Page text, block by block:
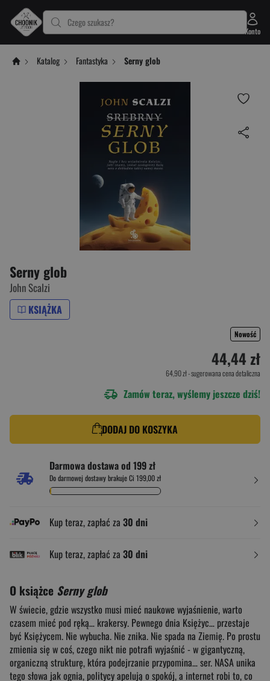
Czego szukasz?
Konto
Katalog Fantastyka Serny glob
Serny glob
John Scalzi
KSIĄŻKA
Nowość
44,44 zł
64,90 zł- sugerowana cena detaliczna
Zamów teraz, wyślemy jeszcze dziś!
DODAJ DO KOSZYKA
Darmowa dostawa od 199 zł
Do darmowej dostawy brakuje Ci 199,00 zł
Kup teraz, zapłać za 30 dni
Kup teraz, zapłać za 30 dni
O książce Serny glob
W świecie, gdzie wszystko musi mieć naukowe wyjaśnienie, warto
czasem mieć pod ręką… krakersy. Pewnego dnia Księżyc… przestaje
być Księżycem. Nie wybucha. Nie znika. Nie spada na Ziemię. Po prostu
zmienia się w coś, czego nikt nie potrafi wyjaśnić - w gigantyczną,
organiczną strukturę, która podejrzanie przypomina… ser. NASA unika
tego słowa jak ognia, politycy apelują o spokój, a internet robi to, co